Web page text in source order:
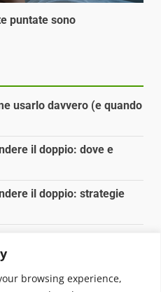
browsing experience,
puntate sono
usarlo davvero (e quando
il doppio: dove e
il doppio: strategie
ingredienti che